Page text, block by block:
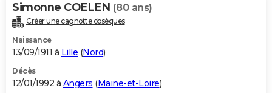
Simonne COELEN (80 ans)
Créer une cagnotte obsèques
Naissance
13/09/1911 à Lille (Nord)
Décès
12/01/1992 à Angers (Maine-et-Loire)